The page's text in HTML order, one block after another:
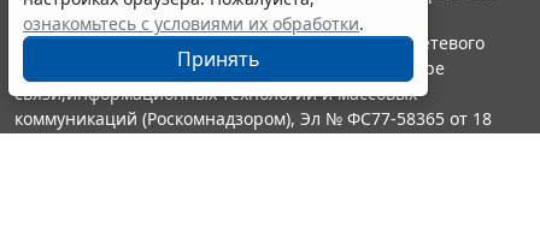
ознакомьтесь с условиями их обработки.
Принять
информации ГАРАНТ.
Портал ГАРАНТ.РУ зарегистрирован в качестве сетевого
издания Федеральной службой по надзору в сфере
связи,информационных технологий и массовых
коммуникаций (Роскомнадзором), Эл № ФС77-58365 от 18